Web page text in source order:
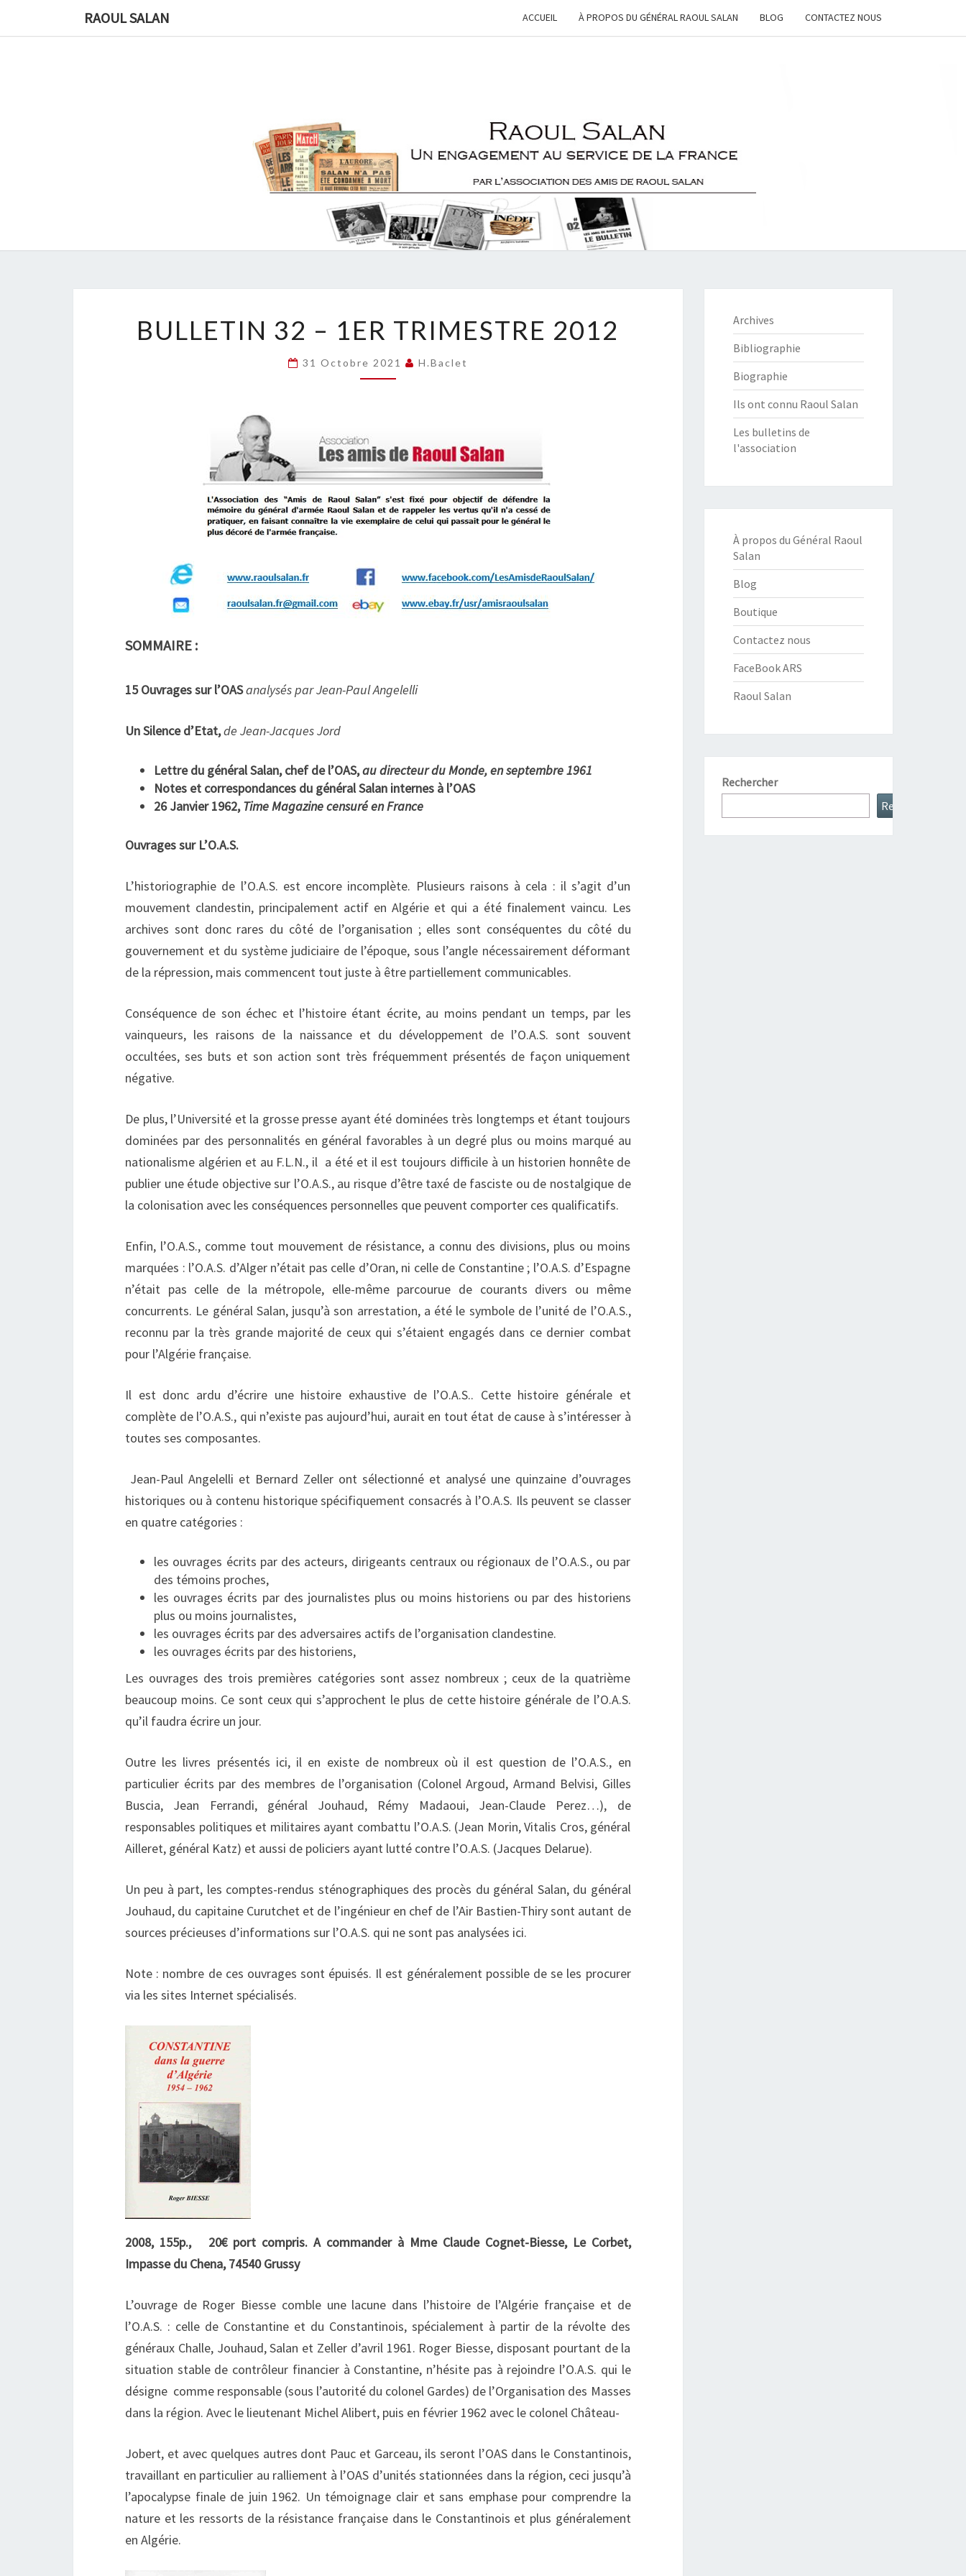
RAOUL SALAN ACCUEIL À PROPOS DU GÉNÉRAL RAOUL SALAN BLOG CONTACTEZ NOUS
RAOUL
SALAN
Une
Engagement
Au Service
De Le
France
32
1ER
TRIMESTRE
BULLETIN 32 – 1ER TRIMESTRE 2012
31 Octobre 2021 H.baclet
SOMMAIRE :
15 Ouvrages sur l’OASanalysés par Jean-Paul Angelelli
Un Silence d’Etat,de Jean-Jacques Jord
Lettre du général Salan, chef de l’OAS,au directeur du Monde, en septembre 1961
Notes et correspondances du général Salan internes à l’OAS
26 Janvier 1962,Time Magazine censuré en France
Ouvrages sur L’O.A.S.
L’historiographie de l’O.A.S. est encore incomplète. Plusieurs raisons à cela : il s’agit d’un
mouvement clandestin, principalement actif en Algérie et qui a été finalement vaincu. Les
archives sont donc rares du côté de l’organisation ; elles sont conséquentes du côté du
gouvernement et du système judiciaire de l’époque, sous l’angle nécessairement déformant
de la répression, mais commencent tout juste à être partiellement communicables.
Conséquence de son échec et l’histoire étant écrite, au moins pendant un temps, par les
vainqueurs, les raisons de la naissance et du développement de l’O.A.S. sont souvent
occultées, ses buts et son action sont très fréquemment présentés de façon uniquement
négative.
De plus, l’Université et la grosse presse ayant été dominées très longtemps et étant toujours
dominées par des personnalités en général favorables à un degré plus ou moins marqué au
nationalisme algérien et au F.L.N., il a été et il est toujours difficile à un historien honnête de
publier une étude objective sur l’O.A.S., au risque d’être taxé de fasciste ou de nostalgique de
la colonisation avec les conséquences personnelles que peuvent comporter ces qualificatifs.
Enfin, l’O.A.S., comme tout mouvement de résistance, a connu des divisions, plus ou moins
marquées : l’O.A.S. d’Alger n’était pas celle d’Oran, ni celle de Constantine ; l’O.A.S. d’Espagne
n’était pas celle de la métropole, elle-même parcourue de courants divers ou même
concurrents. Le général Salan, jusqu’à son arrestation, a été le symbole de l’unité de l’O.A.S.,
reconnu par la très grande majorité de ceux qui s’étaient engagés dans ce dernier combat
pour l’Algérie française.
Il est donc ardu d’écrire une histoire exhaustive de l’O.A.S.. Cette histoire générale et
complète de l’O.A.S., qui n’existe pas aujourd’hui, aurait en tout état de cause à s’intéresser à
toutes ses composantes.
Jean-Paul Angelelli et Bernard Zeller ont sélectionné et analysé une quinzaine d’ouvrages
historiques ou à contenu historique spécifiquement consacrés à l’O.A.S. Ils peuvent se classer
en quatre catégories :
les ouvrages écrits par des acteurs, dirigeants centraux ou régionaux de l’O.A.S., ou par
des témoins proches,
les ouvrages écrits par des journalistes plus ou moins historiens ou par des historiens
plus ou moins journalistes,
les ouvrages écrits par des adversaires actifs de l’organisation clandestine.
les ouvrages écrits par des historiens,
Les ouvrages des trois premières catégories sont assez nombreux ; ceux de la quatrième
beaucoup moins. Ce sont ceux qui s’approchent le plus de cette histoire générale de l’O.A.S.
qu’il faudra écrire un jour.
Outre les livres présentés ici, il en existe de nombreux où il est question de l’O.A.S., en
particulier écrits par des membres de l’organisation (Colonel Argoud, Armand Belvisi, Gilles
Buscia, Jean Ferrandi, général Jouhaud, Rémy Madaoui, Jean-Claude Perez…), de
responsables politiques et militaires ayant combattu l’O.A.S. (Jean Morin, Vitalis Cros, général
Ailleret, général Katz) et aussi de policiers ayant lutté contre l’O.A.S. (Jacques Delarue).
Un peu à part, les comptes-rendus sténographiques des procès du général Salan, du général
Jouhaud, du capitaine Curutchet et de l’ingénieur en chef de l’Air Bastien-Thiry sont autant de
sources précieuses d’informations sur l’O.A.S. qui ne sont pas analysées ici.
Note : nombre de ces ouvrages sont épuisés. Il est généralement possible de se les procurer
via les sites Internet spécialisés.
2008, 155p., 20€ port compris. A commander à Mme Claude Cognet-Biesse, Le Corbet,
Impasse du Chena, 74540 Grussy
L’ouvrage de Roger Biesse comble une lacune dans l’histoire de l’Algérie française et de
l’O.A.S. : celle de Constantine et du Constantinois, spécialement à partir de la révolte des
généraux Challe, Jouhaud, Salan et Zeller d’avril 1961. Roger Biesse, disposant pourtant de la
situation stable de contrôleur financier à Constantine, n’hésite pas à rejoindre l’O.A.S. qui le
désigne comme responsable (sous l’autorité du colonel Gardes) de l’Organisation des Masses
dans la région. Avec le lieutenant Michel Alibert, puis en février 1962 avec le colonel Château-
Jobert, et avec quelques autres dont Pauc et Garceau, ils seront l’OAS dans le Constantinois,
travaillant en particulier au ralliement à l’OAS d’unités stationnées dans la région, ceci jusqu’à
l’apocalypse finale de juin 1962. Un témoignage clair et sans emphase pour comprendre la
nature et les ressorts de la résistance française dans le Constantinois et plus généralement
en Algérie.
Archives
Bibliographie
Biographie
Ils ont connu Raoul Salan
Les bulletins de
l'association
À propos du Général Raoul
Salan
Blog
Boutique
Contactez nous
FaceBook ARS
Raoul Salan
Rechercher
Rechercher